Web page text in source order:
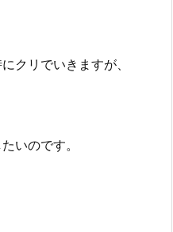
クリでいきますが、
たいのです。